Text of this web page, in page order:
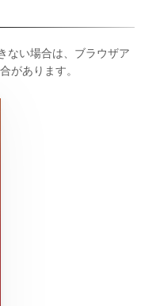
ない場合は、ブラウザア
があります。